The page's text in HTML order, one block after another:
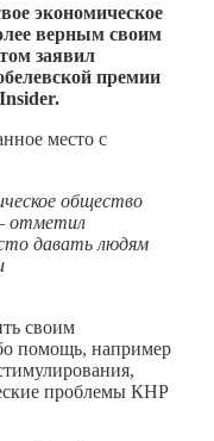
экономическое
верным своим
заявил
премии
место с
общество
отметил
давать людям
своим
помощь, например
проблемы КНР